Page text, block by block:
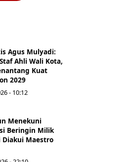
Agus Mulyadi:
Ahli Wali Kota,
Kuat
2029
- 10:12
Menekuni
Beringin Milik
Diakui Maestro